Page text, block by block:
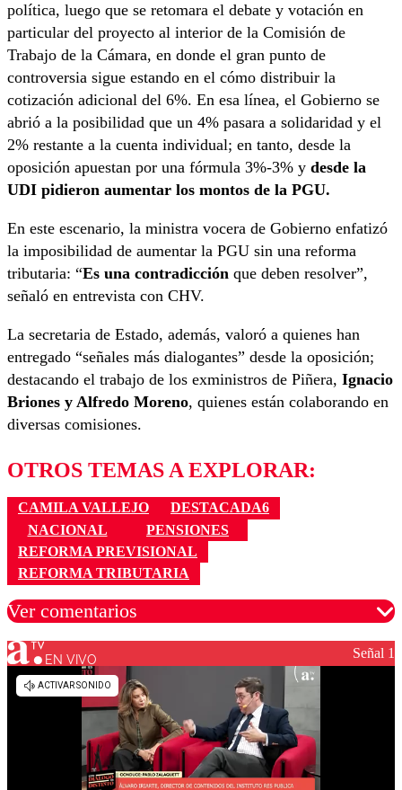
política, luego que se retomara el debate y votación en
particular del proyecto al interior de la Comisión de
Trabajo de la Cámara, en donde el gran punto de
controversia sigue estando en el cómo distribuir la
cotización adicional del 6%. En esa línea, el Gobierno se
abrió a la posibilidad que un 4% pasara a solidaridad y el
2% restante a la cuenta individual; en tanto, desde la
oposición apuestan por una fórmula 3%-3% y desde la
UDI pidieron aumentar los montos de la PGU.
En este escenario, la ministra vocera de Gobierno enfatizó
la imposibilidad de aumentar la PGU sin una reforma
tributaria: “Es una contradicción que deben resolver”,
señaló en entrevista con CHV.
La secretaria de Estado, además, valoró a quienes han
entregado “señales más dialogantes” desde la oposición;
destacando el trabajo de los exministros de Piñera, Ignacio
Briones y Alfredo Moreno, quienes están colaborando en
diversas comisiones.
OTROS TEMAS A EXPLORAR:
CAMILA VALLEJO
DESTACADA6
NACIONAL
PENSIONES
REFORMA PREVISIONAL
REFORMA TRIBUTARIA
Ver comentarios
Los comentarios son moderados para garantizar un
diálogo respetuoso.
EN VIVO Señal 1